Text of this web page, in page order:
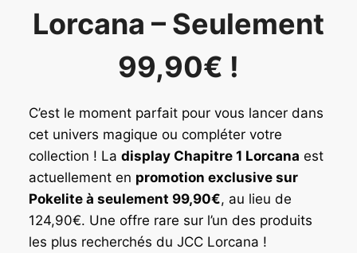
Lorcana – Seulement
99,90€ !
C’est le moment parfait pour vous lancer dans
cet univers magique ou compléter votre
collection ! La display Chapitre 1 Lorcana est
actuellement en promotion exclusive sur
Pokelite à seulement 99,90€, au lieu de
124,90€. Une offre rare sur l’un des produits
les plus recherchés du JCC Lorcana !